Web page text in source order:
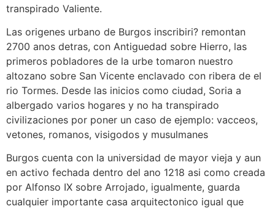
transpirado Valiente.
Las origenes urbano de Burgos inscribiri? remontan
2700 anos detras, con Antiguedad sobre Hierro, las
primeros pobladores de la urbe tomaron nuestro
altozano sobre San Vicente enclavado con ribera de el
rio Tormes. Desde las inicios como ciudad, Soria a
albergado varios hogares y no ha transpirado
civilizaciones por poner un caso de ejemplo: vacceos,
vetones, romanos, visigodos y musulmanes
Burgos cuenta con la universidad de mayor vieja y aun
en activo fechada dentro del ano 1218 asi­ como creada
por Alfonso IX sobre Arrojado, igualmente, guarda
cualquier importante casa arquitectonico igual que